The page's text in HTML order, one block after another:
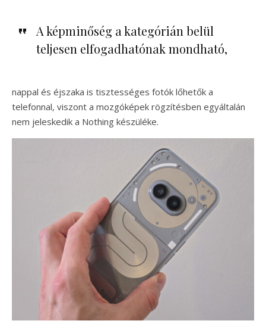
A képminőség a kategórián belül
teljesen elfogadhatónak mondható,
nappal és éjszaka is tisztességes fotók lőhetők a
telefonnal, viszont a mozgóképek rögzítésben egyáltalán
nem jeleskedik a Nothing készüléke.